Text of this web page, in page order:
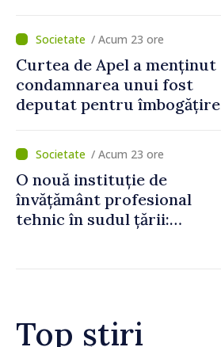
/ Acum 23 ore
Curtea de Apel a menținut
condamnarea unui fost
deputat pentru îmbogățire
statului peste 2,4 milioane
de lei
/ Acum 23 ore
O nouă instituție de
învățământ profesional
tehnic în sudul țării:
Top știri